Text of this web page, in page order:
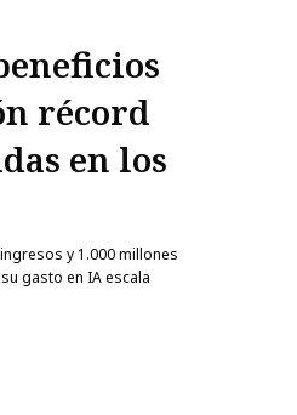
récord
en los
y 1.000 millones
gasto en IA escala